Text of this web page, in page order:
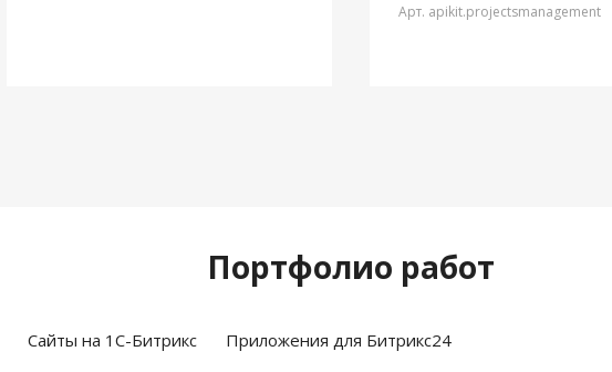
Арт. apikit.projectsmanagement
Портфолио работ
Cайты на 1С-Битрикс Приложения для Битрикс24